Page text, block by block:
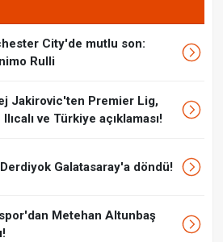
City'de mutlu son:
Rulli
Jakirovic'ten Premier Lig,
ve Türkiye açıklaması!
Galatasaray'a döndü!
Metehan Altunbaş